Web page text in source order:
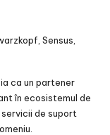
Sensus,
ca un partener
în ecosistemul de
de suport